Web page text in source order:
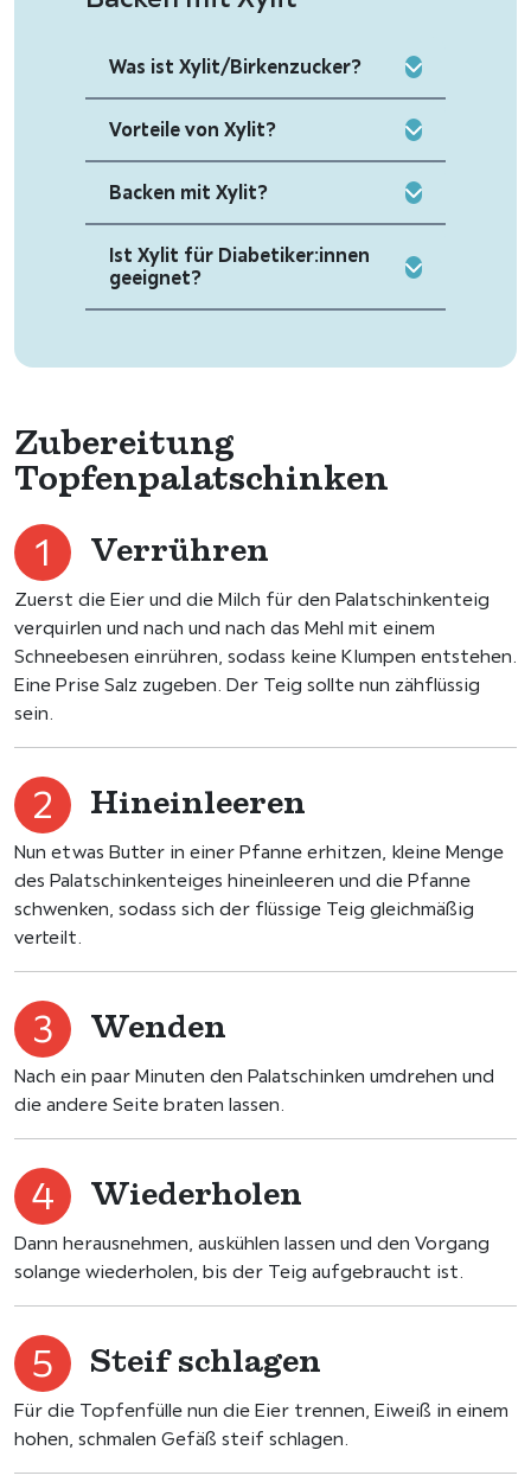
Was ist Xylit/Birkenzucker?
Vorteile von Xylit?
Backen mit Xylit?
Ist Xylit für Diabetiker:innen
geeignet?
Zubereitung
Topfenpalatschinken
Verrühren
Zuerst die Eier und die Milch für den Palatschinkenteig
verquirlen und nach und nach das Mehl mit einem
Schneebesen einrühren, sodass keine Klumpen entstehen.
Eine Prise Salz zugeben. Der Teig sollte nun zähflüssig
sein.
Hineinleeren
Nun etwas Butter in einer Pfanne erhitzen, kleine Menge
des Palatschinkenteiges hineinleeren und die Pfanne
schwenken, sodass sich der flüssige Teig gleichmäßig
verteilt.
Wenden
Nach ein paar Minuten den Palatschinken umdrehen und
die andere Seite braten lassen.
Wiederholen
Dann herausnehmen, auskühlen lassen und den Vorgang
solange wiederholen, bis der Teig aufgebraucht ist.
Steif schlagen
Für die Topfenfülle nun die Eier trennen, Eiweiß in einem
hohen, schmalen Gefäß steif schlagen.